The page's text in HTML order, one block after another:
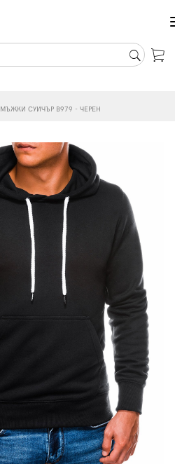
МЪЖКИ СУИЧЪР B979 - ЧЕРЕН